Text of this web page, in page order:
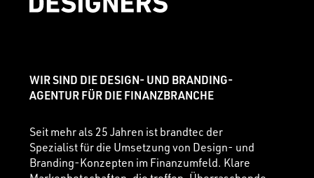
WIR SIND DIE DESIGN- UND BRANDING-
AGENTUR FÜR DIE FINANZBRANCHE
Seit mehr als 25 Jahren ist brandtec der
Spezialist für die Umsetzung von Design- und
Branding-Konzepten im Finanzumfeld. Klare